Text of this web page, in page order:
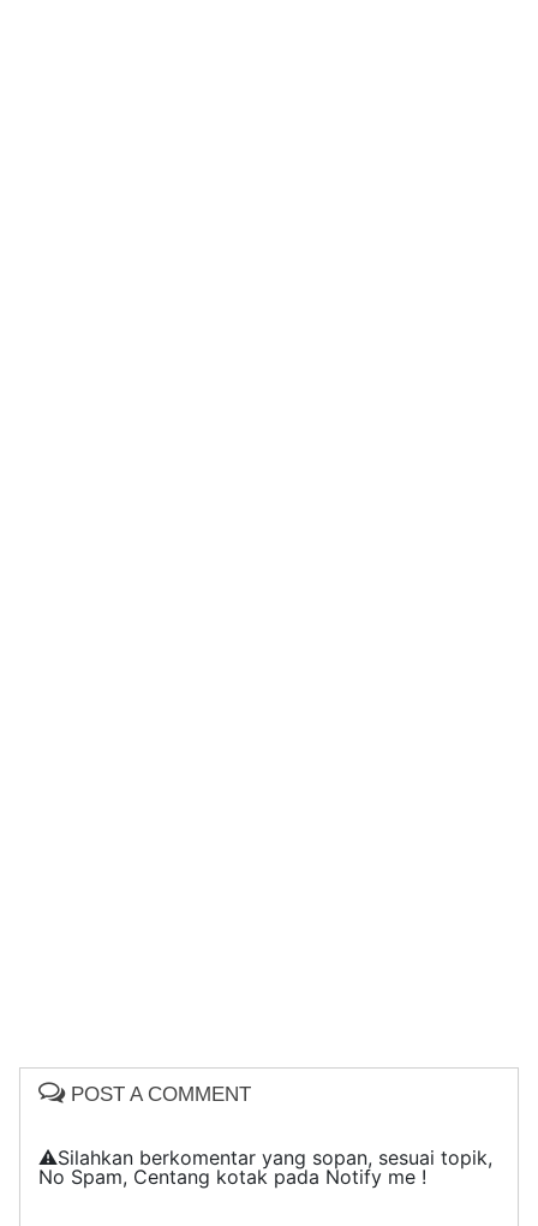
POST A COMMENT
⚠️Silahkan berkomentar yang sopan, sesuai topik,
No Spam, Centang kotak pada Notify me !